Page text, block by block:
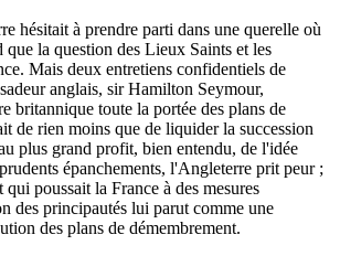
hésitait à prendre parti dans une querelle où
la question des Lieux Saints et les
Mais deux entretiens confidentiels de
anglais, sir Hamilton Seymour,
britannique toute la portée des plans de
de rien moins que de liquider la succession
plus grand profit, bien entendu, de l'idée
épanchements, l'Angleterre prit peur ;
poussait la France à des mesures
des principautés lui parut comme une
des plans de démembrement.